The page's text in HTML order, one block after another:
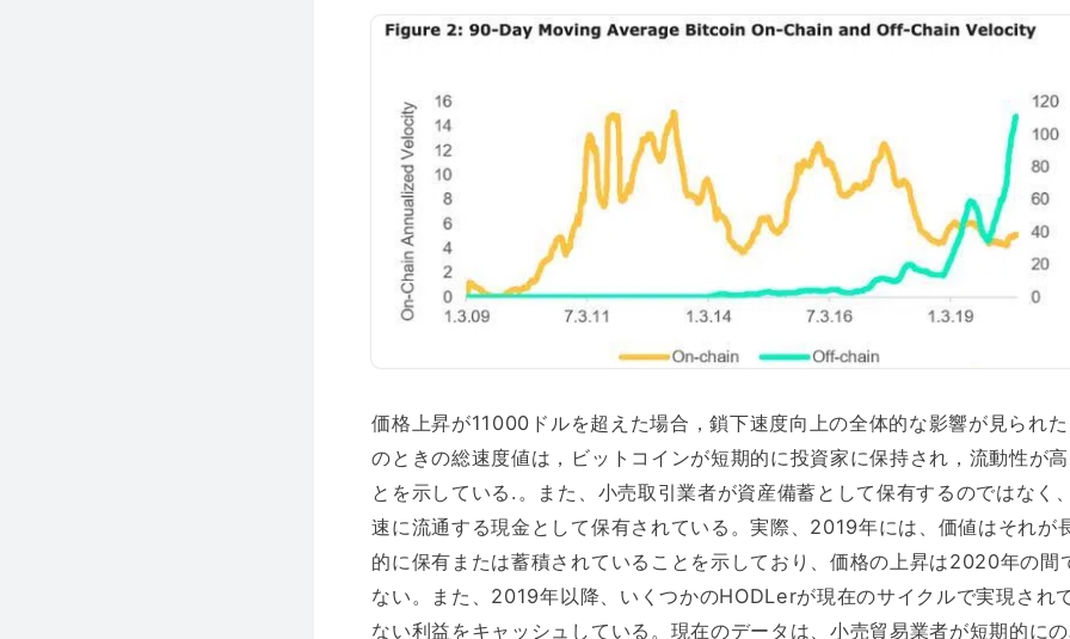
価格上昇が11000ドルを超えた場合，鎖下速度向上の全体的な影響が見られ
のときの総速度値は，ビットコインが短期的に投資家に保持され，流動性が
とを示している.。また、小売取引業者が資産備蓄として保有するのではなく
速に流通する現金として保有されている。実際、2019年には、価値はそれが
的に保有または蓄積されていることを示しており、価格の上昇は2020年の間
ない。また、2019年以降、いくつかのHODLerが現在のサイクルで実現され
ない利益をキャッシュしている。現在のデータは、小売貿易業者が短期的に